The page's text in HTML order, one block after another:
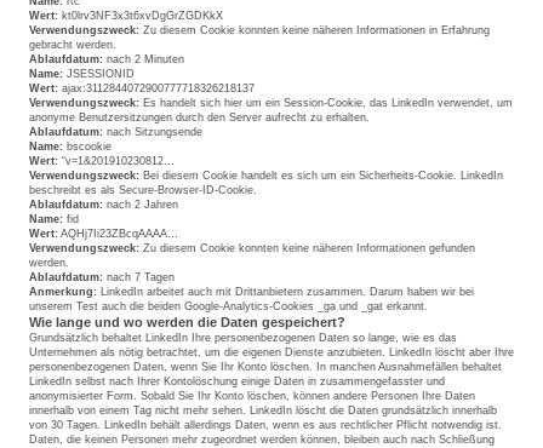
Wert: kt0lrv3NF3x3t6xvDgGrZGDKkX
Verwendungszweck: Zu diesem Cookie konnten keine näheren Informationen in Erfahrung
gebracht werden.
Ablaufdatum: nach 2 Minuten
Name: JSESSIONID
Wert: ajax:3112844072900777718326218137
Verwendungszweck: Es handelt sich hier um ein Session-Cookie, das LinkedIn verwendet, um
anonyme Benutzersitzungen durch den Server aufrecht zu erhalten.
Ablaufdatum: nach Sitzungsende
Name: bscookie
Wert: “v=1&201910230812…
Verwendungszweck: Bei diesem Cookie handelt es sich um ein Sicherheits-Cookie. LinkedIn
beschreibt es als Secure-Browser-ID-Cookie.
Ablaufdatum: nach 2 Jahren
Name: fid
Wert: AQHj7Ii23ZBcqAAAA…
Verwendungszweck: Zu diesem Cookie konnten keine näheren Informationen gefunden
werden.
Ablaufdatum: nach 7 Tagen
Anmerkung: LinkedIn arbeitet auch mit Drittanbietern zusammen. Darum haben wir bei
unserem Test auch die beiden Google-Analytics-Cookies _ga und _gat erkannt.
Wie lange und wo werden die Daten gespeichert?
Grundsätzlich behaltet LinkedIn Ihre personenbezogenen Daten so lange, wie es das
Unternehmen als nötig betrachtet, um die eigenen Dienste anzubieten. LinkedIn löscht aber Ihre
personenbezogenen Daten, wenn Sie Ihr Konto löschen. In manchen Ausnahmefällen behaltet
LinkedIn selbst nach Ihrer Kontolöschung einige Daten in zusammengefasster und
anonymisierter Form. Sobald Sie Ihr Konto löschen, können andere Personen Ihre Daten
innerhalb von einem Tag nicht mehr sehen. LinkedIn löscht die Daten grundsätzlich innerhalb
von 30 Tagen. LinkedIn behält allerdings Daten, wenn es aus rechtlicher Pflicht notwendig ist.
Daten, die keinen Personen mehr zugeordnet werden können, bleiben auch nach Schließung